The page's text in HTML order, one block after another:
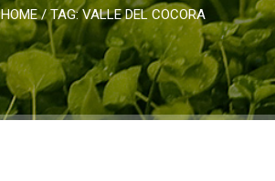
HOME/ TAG:VALLE DEL COCORA